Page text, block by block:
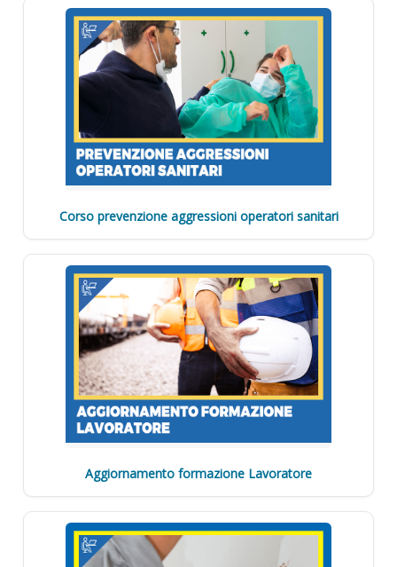
Corso prevenzione aggressioni operatori sanitari
Aggiornamento formazione Lavoratore